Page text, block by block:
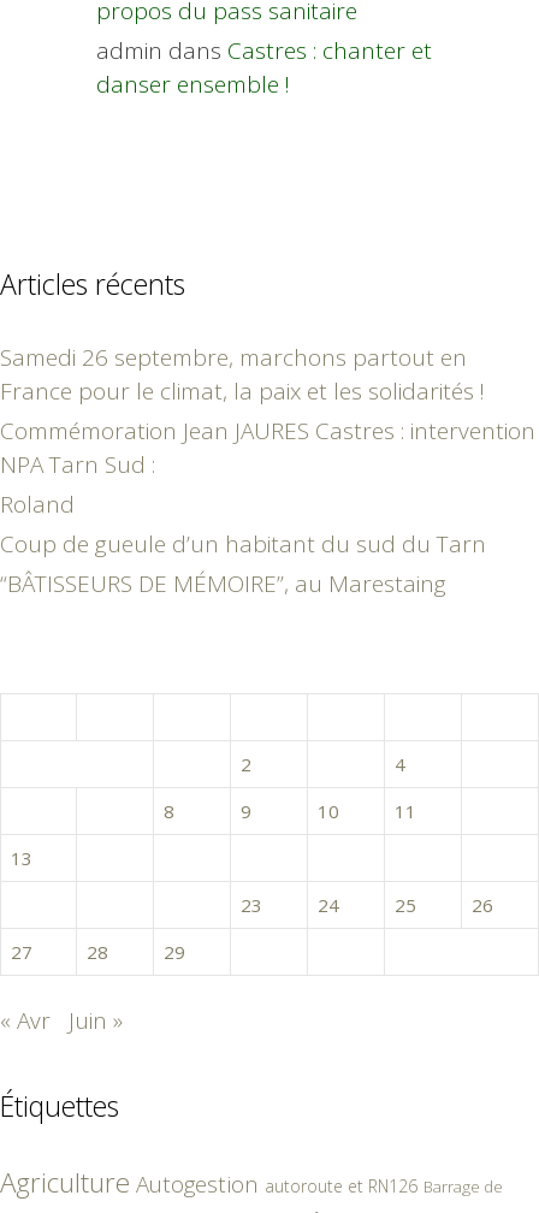
propos du pass sanitaire
admin dans Castres : chanter et
danser ensemble !
Articles récents
Samedi 26 septembre, marchons partout en
France pour le climat, la paix et les solidarités !
Commémoration Jean JAURES Castres : intervention
NPA Tarn Sud :
Roland
Coup de gueule d’un habitant du sud du Tarn
“BÂTISSEURS DE MÉMOIRE”, au Marestaing
2 4
8 9 10 11
13
23 24 25
26
27
28 29
« Avr Juin »
Étiquettes
Agriculture Autogestion autoroute et RN126 Barrage de